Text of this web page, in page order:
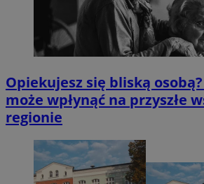
Opiekujesz się bliską
może wpłynąć na przyszłe
regionie